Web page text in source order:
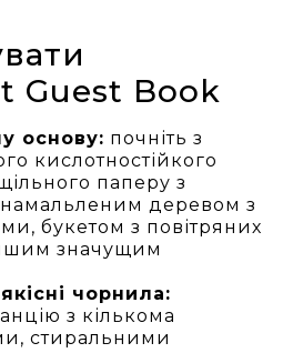
Guest Book
основу: почніть з
кислотностійкого
паперу з
деревом з
букетом з повітряних
значущим
чорнила:
з кількома
стиральними